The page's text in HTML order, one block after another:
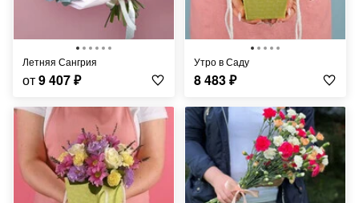
Летняя Сангрия
от9 407₽
Утро в Саду
8 483₽